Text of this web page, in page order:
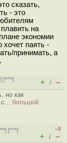
сказать,
- это
на
экономии
хочет паять -
принимать, а
] [^^^]
+ / –
но как
большой
^^] [^^^]
–2
+ / –